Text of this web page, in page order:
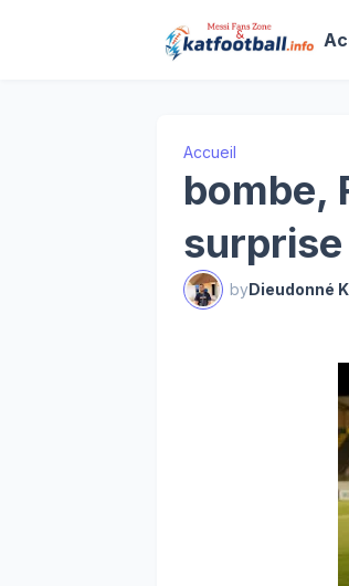
Accueil
bombe,
byDieudonné